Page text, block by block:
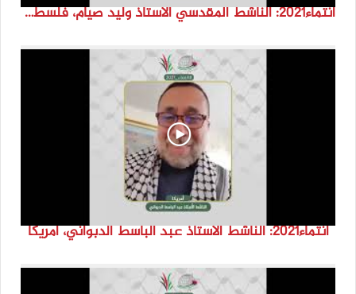
انتماء2021: الناشط المقدسي الاستاذ وليد صيام، فلسطين
انتماء2021: الناشط الاستاذ عبد الباسط الدبواني، أمريكا